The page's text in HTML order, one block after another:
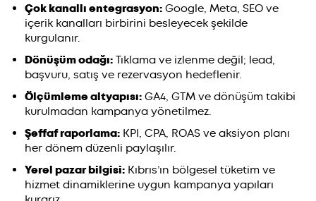
Çok kanallı entegrasyon: Google, Meta, SEO ve
içerik kanalları birbirini besleyecek şekilde
kurgulanır.
Dönüşüm odağı: Tıklama ve izlenme değil; lead,
başvuru, satış ve rezervasyon hedeflenir.
Ölçümleme altyapısı: GA4, GTM ve dönüşüm takibi
kurulmadan kampanya yönetilmez.
Şeffaf raporlama: KPI, CPA, ROAS ve aksiyon planı
her dönem düzenli paylaşılır.
Yerel pazar bilgisi: Kıbrıs’ın bölgesel tüketim ve
hizmet dinamiklerine uygun kampanya yapıları